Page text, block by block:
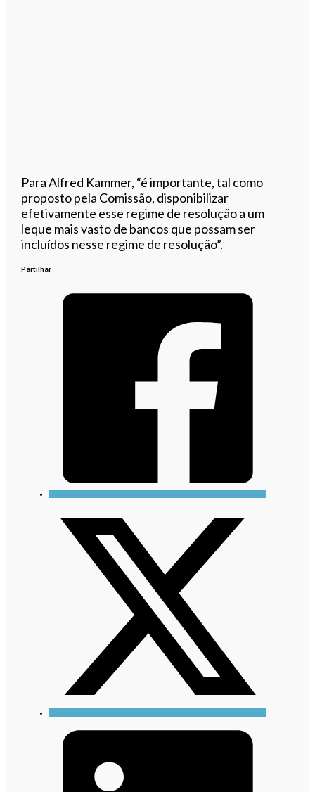
Para Alfred Kammer, “é importante, tal como
proposto pela Comissão, disponibilizar
efetivamente esse regime de resolução a um
leque mais vasto de bancos que possam ser
incluídos nesse regime de resolução”.
Partilhar